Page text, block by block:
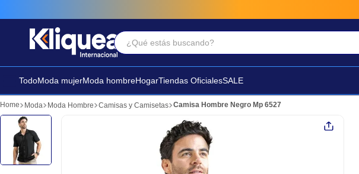
¿Qué estás buscando?
TodoModa mujerModa hombreHogarTiendas OficialesSALE
Moda Moda Hombre Camisas y Camisetas Camisa Hombre Negro Mp 6527
Términos Más Buscados
2. futbol